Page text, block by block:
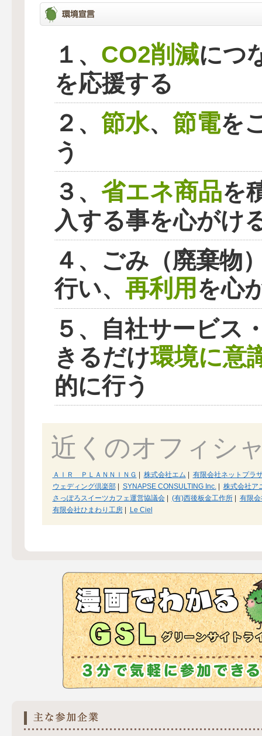
１、 CO2削減につ
を応援する
２、 節水、 節電を
う
３、 省エネ商品を
入する事を心がけ
４、ごみ（廃棄物
行い、 再利用を心
５、自社サービス
きるだけ環境に意
的に行う
近くのオフィシ
ＡＩＲ ＰＬＡＮＮＩＮＧ 株式会社エム
有限会社ネットプラ
ウェディング倶楽部| SYNAPSE CONSULTING Inc.|
株式会社ア
さっぽろスイーツカフェ運営協議会| (有)西後板金工作所|
有限
有限会社ひまわり工房| Le Ciel